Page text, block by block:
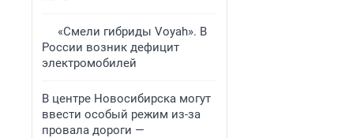
«Смели гибриды Voyah». В
России возник дефицит
электромобилей
В центре Новосибирска могут
ввести особый режим из-за
провала дороги —